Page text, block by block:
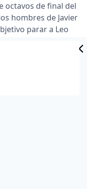
octavos de final del
hombres de Javier
parar a Leo
ningún tanto en
de jugar como
está siendo uno
en las acciones
al delantero
y rival mañana,